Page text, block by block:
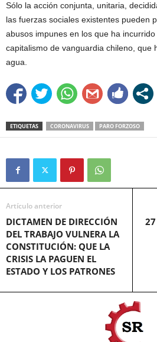
Sólo la acción conjunta, unitaria,
las fuerzas sociales existentes pueden
abusos impunes en los que ha
capitalismo de vanguardia chileno, que
agua.
ETIQUETAS CORONAVIRUS PARO FORZOSO
Artículo anterior
DICTAMEN DE DIRECCIÓN
DEL TRABAJO VULNERA LA
CONSTITUCIÓN: QUE LA
CRISIS LA PAGUEN EL
ESTADO Y LOS PATRONES